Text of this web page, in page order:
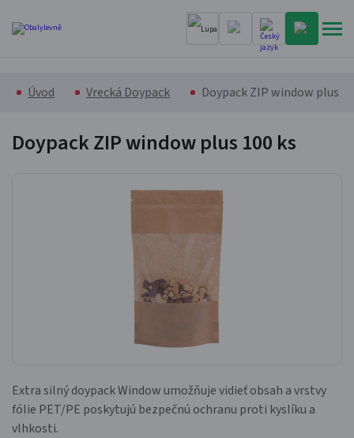
Úvod Vrecká Doypack Doypack ZIP window plus
Doypack ZIP window plus 100 ks
Extra silný doypack Window umožňuje vidieť obsah a vrstvy
fólie PET/PE poskytujú bezpečnú ochranu proti kyslíku a
vlhkosti.